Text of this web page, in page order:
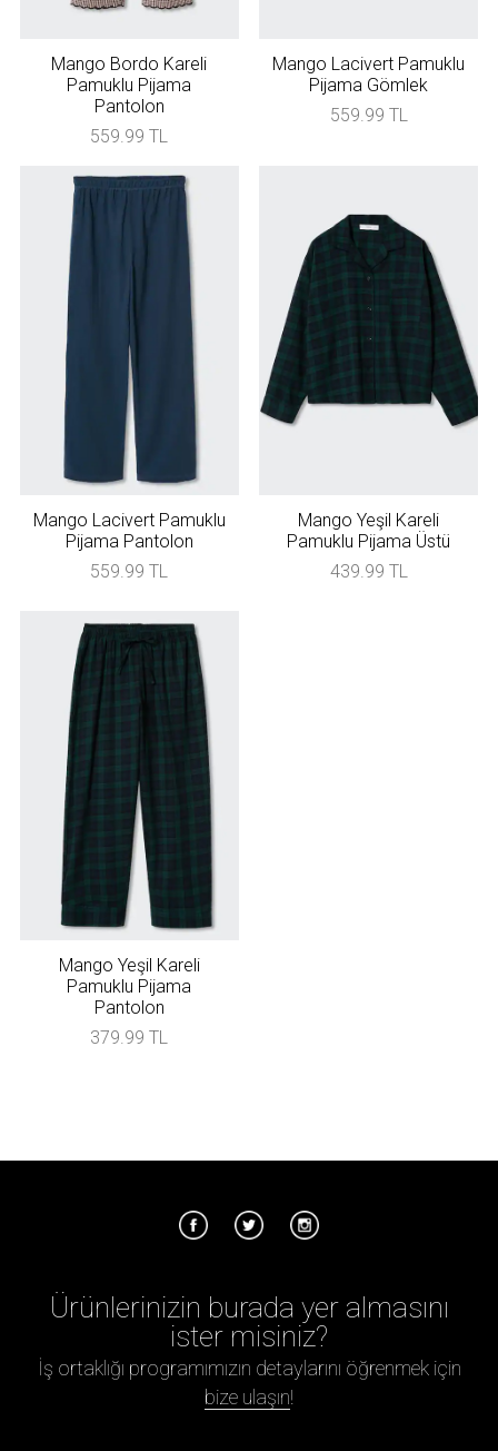
Mango Bordo Kareli
Pamuklu Pijama
Pantolon
559.99 TL
Mango Lacivert Pamuklu
Pijama Gömlek
559.99 TL
Mango Lacivert Pamuklu
Pijama Pantolon
559.99 TL
Mango Yeşil Kareli
Pamuklu Pijama Üstü
439.99 TL
Mango Yeşil Kareli
Pamuklu Pijama
Pantolon
379.99 TL
Ürünlerinizin burada yer almasını
ister misiniz?
İş ortaklığı programımızın detaylarını öğrenmek için
bize ulaşın!